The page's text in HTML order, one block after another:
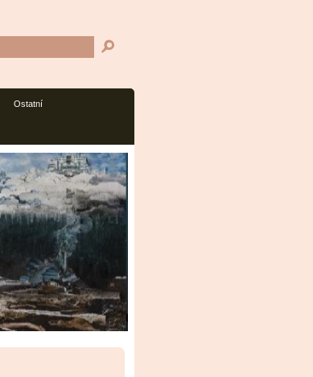
Ostatní